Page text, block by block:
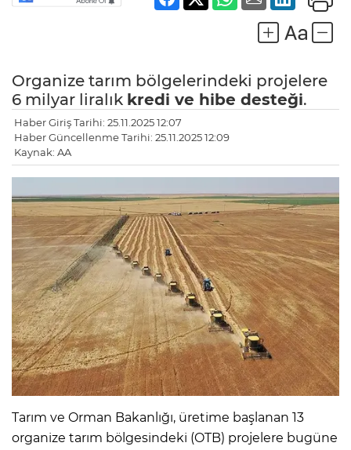
Organize tarım bölgelerindeki projelere
6 milyar liralık kredi ve hibe desteği.
Haber Giriş Tarihi: 25.11.2025 12:07
Haber Güncellenme Tarihi: 25.11.2025 12:09
Kaynak: AA
Tarım ve Orman Bakanlığı, üretime başlanan 13
organize tarım bölgesindeki (OTB) projelere bugüne